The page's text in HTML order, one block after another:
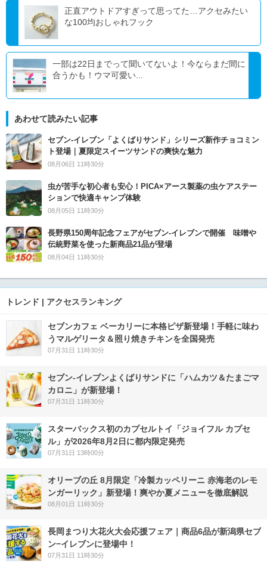
正直アウトドアすぎって思ってた…アクセみたい
な100均おしゃれフック
一部は22日までって聞いてないよ！今ならまだ間に
合うかも！ウマ可愛い...
あわせて読みたい記事
セブン‐イレブン「よくばりサンド」シリーズ新作チョコミン
ト登場｜夏限定スイーツサンドの爽快な魅力
08月06日 11時30分
虫が苦手な初心者も安心！PICA×アース製薬の虫ケアステー
ションで快適キャンプ体験
08月05日 11時30分
長野県150周年記念フェアがセブン-イレブンで開催 味噌や
伝統野菜を使った新商品21品が登場
08月04日 11時30分
トレンド | アクセスランキング
セブンカフェ ベーカリーに本格ピザ新登場！手軽に味わ
うマルゲリータ＆照り焼きチキンを全国発売
07月31日 11時30分
セブン‐イレブンよくばりサンドに「ハムカツ＆たまごマ
カロニ」が新登場！
07月31日 11時30分
スターバックス初のカプセルトイ「ジョイフル カプセ
ル」が2026年8月2日に都内限定発売
07月31日 13時00分
オリーブの丘 8月限定「冷製カッペリーニ 赤海老のレモ
ンガーリック」新登場！爽やか夏メニューを徹底解説
08月01日 11時30分
長岡まつり大花火大会応援フェア｜商品6品が新潟県セブ
ン−イレブンに登場中！
07月31日 11時30分